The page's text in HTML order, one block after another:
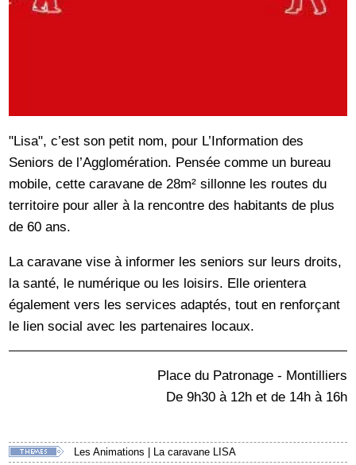
"Lisa", c’est son petit nom, pour L’Information des
Seniors de l’Agglomération. Pensée comme un bureau
mobile, cette caravane de 28m² sillonne les routes du
territoire pour aller à la rencontre des habitants de plus
de 60 ans.
La caravane vise à informer les seniors sur leurs droits,
la santé, le numérique ou les loisirs. Elle orientera
également vers les services adaptés, tout en renforçant
le lien social avec les partenaires locaux.
Place du Patronage - Montilliers
De 9h30 à 12h et de 14h à 16h
Les Animations
La caravane LISA